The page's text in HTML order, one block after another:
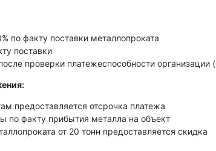
по факту поставки металлопроката
поставки
проверки платежеспособности организации
предоставляется отсрочка платежа
по факту прибытия металла на объект
от 20 тонн предоставляется скидка